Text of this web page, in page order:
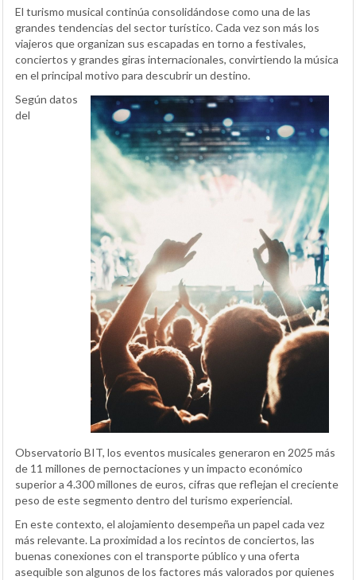
El turismo musical continúa consolidándose como una de las
grandes tendencias del sector turístico. Cada vez son más los
viajeros que organizan sus escapadas en torno a festivales,
conciertos y grandes giras internacionales, convirtiendo la música
en el principal motivo para descubrir un destino.
Según datos
del
Observatorio BIT, los eventos musicales generaron en 2025 más
de 11 millones de pernoctaciones y un impacto económico
superior a 4.300 millones de euros, cifras que reflejan el creciente
peso de este segmento dentro del turismo experiencial.
En este contexto, el alojamiento desempeña un papel cada vez
más relevante. La proximidad a los recintos de conciertos, las
buenas conexiones con el transporte público y una oferta
asequible son algunos de los factores más valorados por quienes